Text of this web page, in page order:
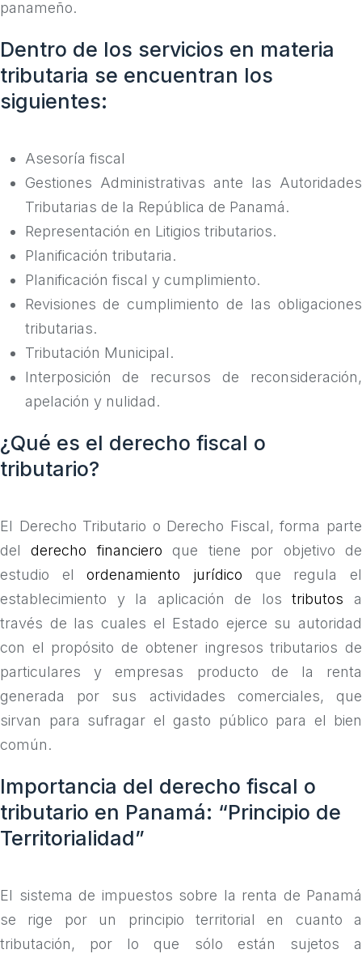
panameño.
Dentro de los servicios en materia
tributaria se encuentran los
siguientes:
Asesoría fiscal
Gestiones Administrativas ante las Autoridades
Tributarias de la República de Panamá.
Representación en Litigios tributarios.
Planificación tributaria.
Planificación fiscal y cumplimiento.
Revisiones de cumplimiento de las obligaciones
tributarias.
Tributación Municipal.
Interposición de recursos de reconsideración,
apelación y nulidad.
¿Qué es el derecho fiscal o
tributario?
El Derecho Tributario o Derecho Fiscal, forma parte
delderecho financiero que tiene por objetivo de
estudio elordenamiento jurídico que regula el
establecimiento y la aplicación de lostributos a
través de las cuales el Estado ejerce su autoridad
con el propósito de obtener ingresos tributarios de
particulares y empresas producto de la renta
generada por sus actividades comerciales, que
sirvan para sufragar el gasto público para el bien
común.
Importancia del derecho fiscal o
tributario en Panamá: “Principio de
Territorialidad”
El sistema de impuestos sobre la renta de Panamá
se rige por un principio territorial en cuanto a
tributación, por lo que sólo están sujetos a